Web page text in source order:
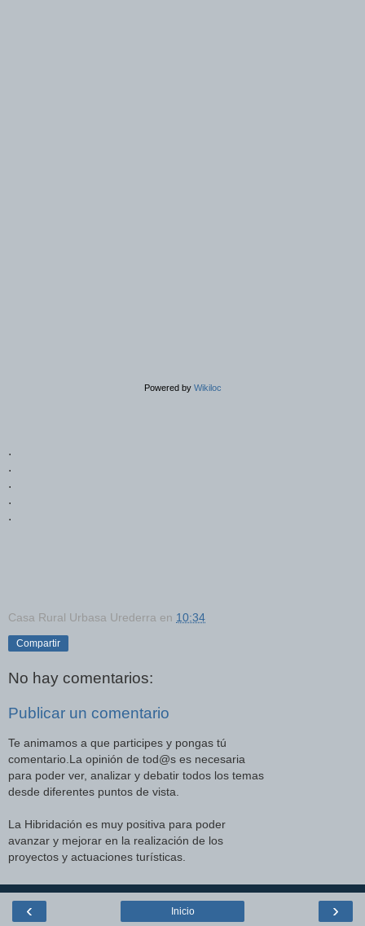
Powered by Wikiloc
.
.
.
.
.
Casa Rural Urbasa Urederra en 10:34
Compartir
No hay comentarios:
Publicar un comentario
Te animamos a que participes y pongas tú
comentario.La opinión de tod@s es necesaria
para poder ver, analizar y debatir todos los temas
desde diferentes puntos de vista.
La Hibridación es muy positiva para poder
avanzar y mejorar en la realización de los
proyectos y actuaciones turísticas.
‹ ›
Inicio